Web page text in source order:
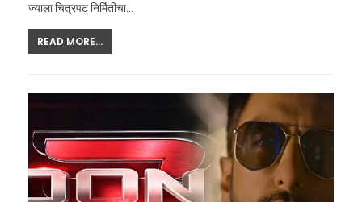
ज्याला चित्रपट निर्मितीचा…
READ MORE...